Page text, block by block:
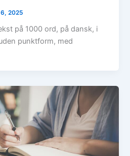
2025
på 1000 ord, på dansk, i
punktform, med